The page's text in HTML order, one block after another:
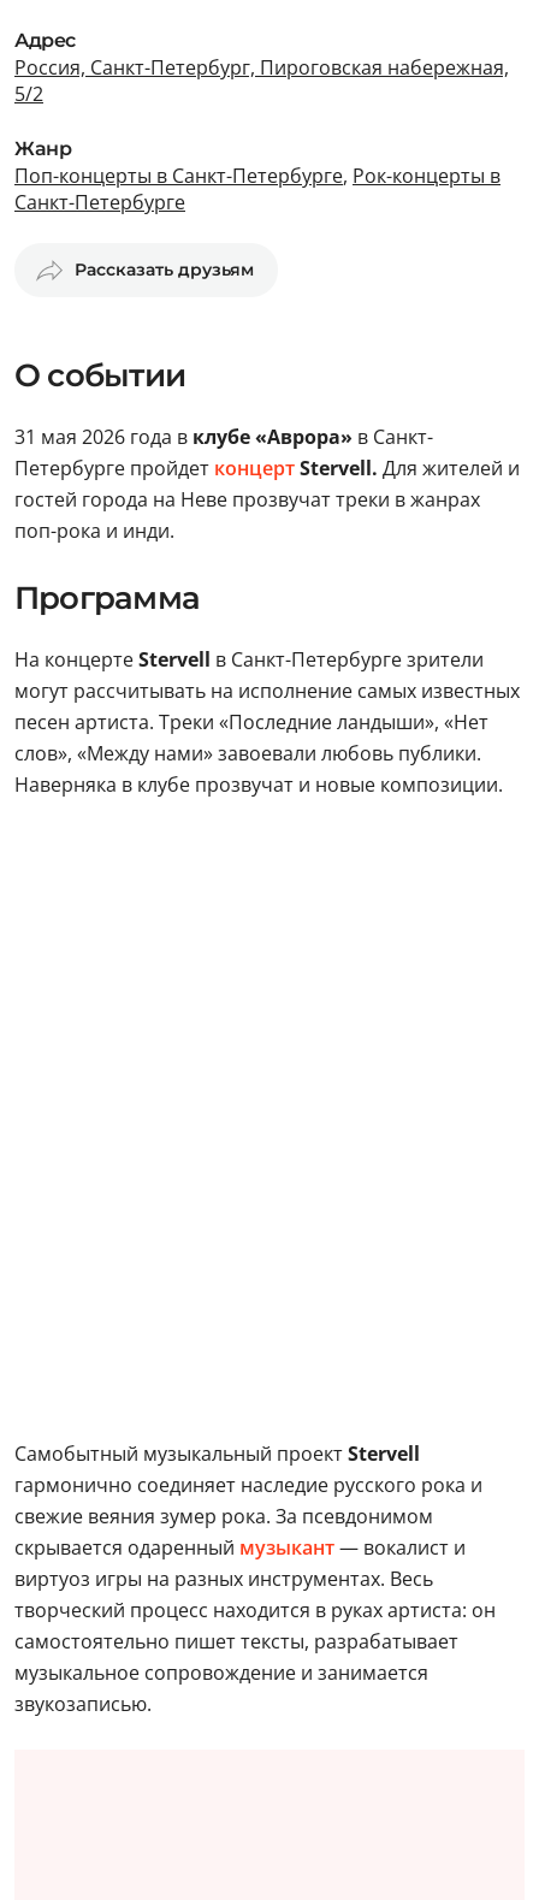
Адрес
Россия, Санкт-Петербург, Пироговская набережная,
5/2
Жанр
Поп-концерты в Санкт-Петербурге, Рок-концерты в
Санкт-Петербурге
Рассказать друзьям
О событии
31 мая 2026 года в клубе «Аврора» в Санкт-
Петербурге пройдет концертStervell. Для жителей и
гостей города на Неве прозвучат треки в жанрах
поп-рока и инди.
Программа
На концертеStervell в Санкт-Петербурге зрители
могут рассчитывать на исполнение самых известных
песен артиста. Треки «Последние ландыши», «Нет
слов», «Между нами» завоевали любовь публики.
Наверняка в клубе прозвучат и новые композиции.
Самобытный музыкальный проектStervell
гармонично соединяет наследие русского рока и
свежие веяния зумер рока. За псевдонимом
скрывается одаренный музыкант— вокалист и
виртуоз игры на разных инструментах. Весь
творческий процесс находится в руках артиста: он
самостоятельно пишет тексты, разрабатывает
музыкальное сопровождение и занимается
звукозаписью.